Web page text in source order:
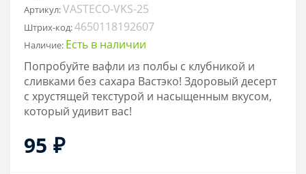
Артикул:VASTECO-VKS-25
Штрих-код:4650118192607
Наличие: Есть в наличии
Попробуйте вафли из полбы с клубникой и
сливками без сахара Вастэко! Здоровый десерт
с хрустящей текстурой и насыщенным вкусом,
который удивит вас!
95 ₽